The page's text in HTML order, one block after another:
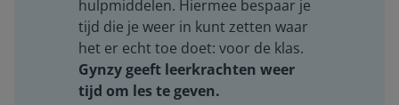
hulpmiddelen. Hiermee bespaar je
tijd die je weer in kunt zetten waar
het er echt toe doet: voor de klas.
Gynzy geeft leerkrachten weer
tijd om les te geven.